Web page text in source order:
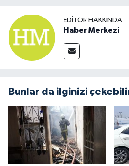
EDITÖR HAKKINDA
Haber Merkezi
Bunlar da ilginizi